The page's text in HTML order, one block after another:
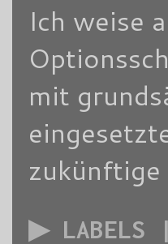
Ich weise
mit
▶ LABELS |